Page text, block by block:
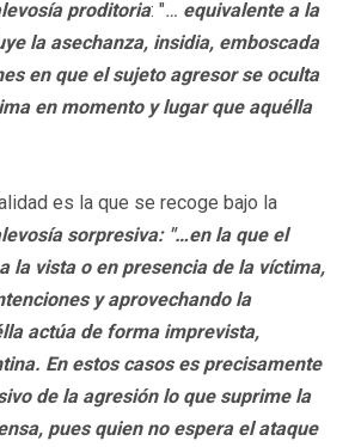
proditoria: "… equivalente a la
la asechanza, insidia, emboscada
en que el sujeto agresor se oculta
en momento y lugar que aquélla
es la que se recoge bajo la
sorpresiva: "…en la que el
la vista o en presencia de la víctima,
y aprovechando la
actúa de forma imprevista,
En estos casos es precisamente
de la agresión lo que suprime la
pues quien no espera el ataque